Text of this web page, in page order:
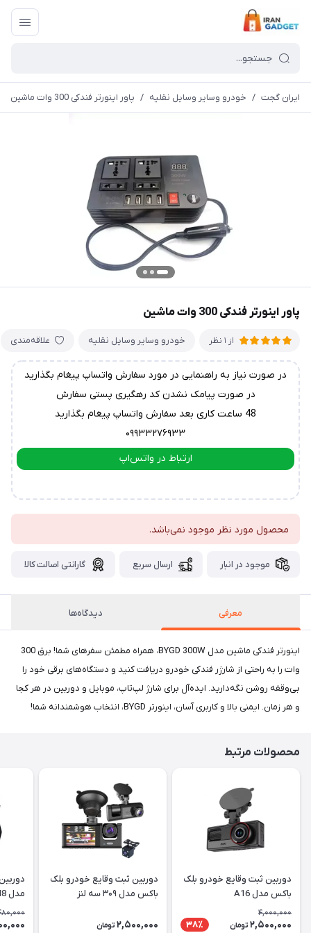
ایران گجت / خودرو وسایر وسایل نقلیه / پاور اینورتر فندکی 300 وات ماشین
پاور اینورتر فندکی 300 وات ماشین
از 1 نظر خودرو وسایر وسایل نقلیه علاقه‌مندی
در صورت نیاز به راهنمایی در مورد سفارش واتساپ پیغام بگذارید
در صورت پیامک نشدن کد رهگیری پستی سفارش
48 ساعت کاری بعد سفارش واتساپ پیغام بگذارید
۰۹۹۳۳۲۷۶۹۳۳
ارتباط در واتس‌اپ
محصول مورد نظر موجود نمی‌باشد.
موجود در انبار ارسال سریع گارانتی اصالت کالا
معرفی دیدگاه‌ها
اینورتر فندکی ماشین مدل BYGD 300W، همراه مطمئن سفرهای شما! برق 300
وات را به راحتی از شارژر فندکی خودرو دریافت کنید و دستگاه‌های برقی خود را
بی‌وقفه روشن نگه‌دارید. ایده‌آل برای شارژ لپ‌تاپ، موبایل و دوربین در هر کجا
و هر زمان. ایمنی بالا و کاربری آسان، اینورتر BYGD، انتخاب هوشمندانه شما!
محصولات مرتبط
دوربین ثبت وقایع خودرو بلک
باکس مدل A16
4,000,000
2,500,000 تومان 38٪
دوربین ثبت وقایع خودرو بلک
باکس مدل ۳۰۹ سه لنز
2,500,000 تومان
مدل M8